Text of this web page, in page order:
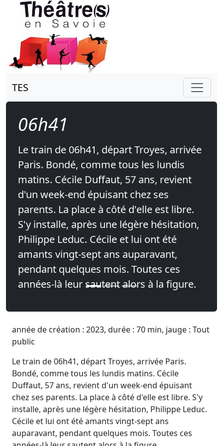
TES
06h41
Le train de 06h41, départ Troyes, arrivée
Paris. Bondé, comme tous les lundis
matins. Cécile Duffaut, 57 ans, revient
d'un week-end épuisant chez ses
parents. La place à côté d'elle est libre.
S'y installe, après une légère hésitation,
Philippe Leduc. Cécile et lui ont été
amants vingt-sept ans auparavant,
pendant quelques mois. Toutes ces
années-là leur sautent alors à la figure.
année de création : 2023, durée : 70 min, jauge : Tout
public
Le train de 06h41, départ Troyes, arrivée Paris.
Bondé, comme tous les lundis matins. Cécile
Duffaut, 57 ans, revient d'un week-end épuisant
chez ses parents. La place à côté d'elle est libre. S'y
installe, après une légère hésitation, Philippe Leduc.
Cécile et lui ont été amants vingt-sept ans
auparavant, pendant quelques mois. Toutes ces